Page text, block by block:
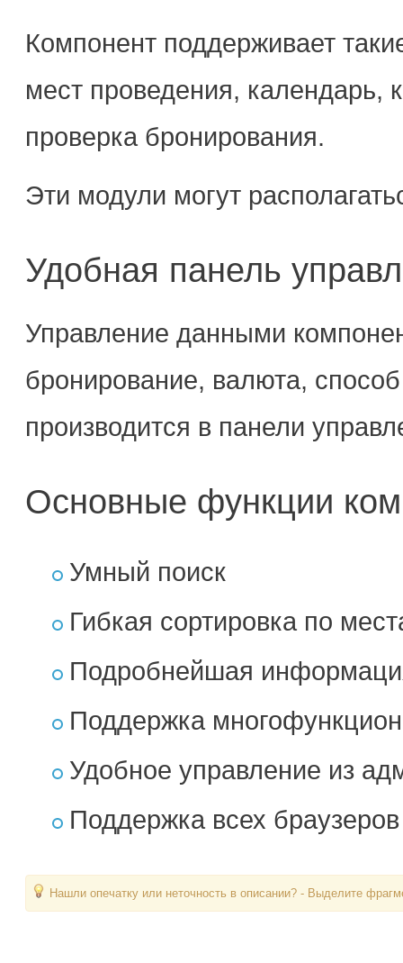
Компонент поддерживает
мест проведения, календарь,
проверка бронирования.
Эти модули могут
Удобная панель
Управление данными
бронирование, валюта,
производится в панели
Основные функции
Умный поиск
Гибкая сортировка по
Подробнейшая
Поддержка
Удобное управление из
Поддержка всех браузеров
Нашли опечатку или неточность в описании? - Выделите